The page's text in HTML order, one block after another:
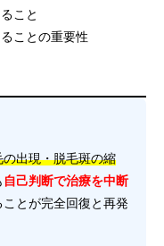
こと
ことの重要性
の出現・脱毛斑の縮
自己判断で治療を中断
とが完全回復と再発